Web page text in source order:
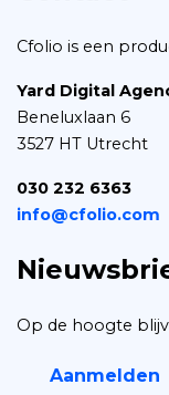
Cfolio is een
Yard Digital
Beneluxlaan 6
3527 HT Utrecht
030 232 6363
info@cfolio.com
Op de hoogte
Aanmelden